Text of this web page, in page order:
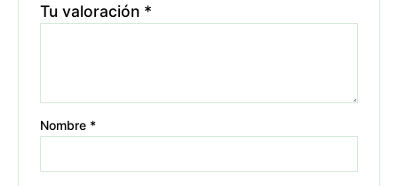
Tu valoración *
Nombre *